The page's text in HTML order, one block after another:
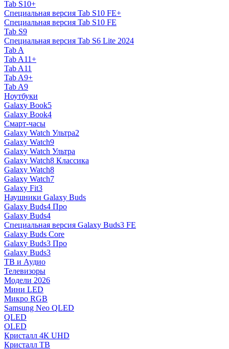
Tab S10+
Специальная версия Tab S10 FE+
Специальная версия Tab S10 FE
Tab S9
Специальная версия Tab S6 Lite 2024
Tab A
Tab A11+
Tab A11
Tab A9+
Tab A9
Ноутбуки
Galaxy Book5
Galaxy Book4
Смарт-часы
Galaxy Watch Ультра2
Galaxy Watch9
Galaxy Watch Ультра
Galaxy Watch8 Классика
Galaxy Watch8
Galaxy Watch7
Galaxy Fit3
Наушники Galaxy Buds
Galaxy Buds4 Про
Galaxy Buds4
Специальная версия Galaxy Buds3 FE
Galaxy Buds Core
Galaxy Buds3 Про
Galaxy Buds3
ТВ и Аудио
Телевизоры
Модели 2026
Мини LED
Микро RGB
Samsung Neo QLED
QLED
OLED
Кристалл 4К UHD
Кристалл ТВ